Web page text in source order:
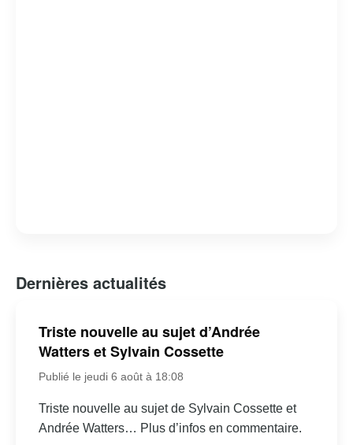
Dernières actualités
Triste nouvelle au sujet d’Andrée
Watters et Sylvain Cossette
Publié le jeudi 6 août à 18:08
Triste nouvelle au sujet de Sylvain Cossette et
Andrée Watters… Plus d’infos en commentaire.